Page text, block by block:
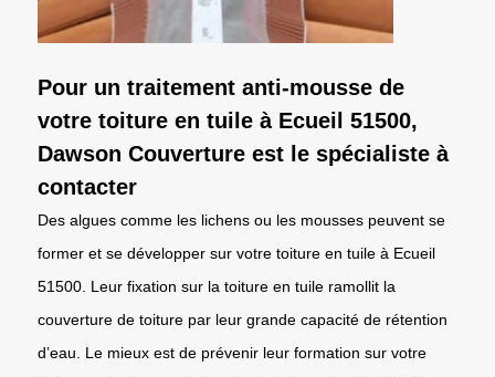
Pour un traitement anti-mousse de
votre toiture en tuile à Ecueil 51500,
Dawson Couverture est le spécialiste à
contacter
Des algues comme les lichens ou les mousses peuvent se
former et se développer sur votre toiture en tuile à Ecueil
51500. Leur fixation sur la toiture en tuile ramollit la
couverture de toiture par leur grande capacité de rétention
d’eau. Le mieux est de prévenir leur formation sur votre